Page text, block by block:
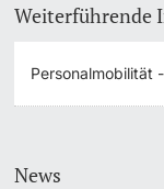
Weiterführende
Personalmobilität
News